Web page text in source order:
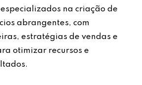
na criação de
abrangentes, com
estratégias de vendas e
otimizar recursos e